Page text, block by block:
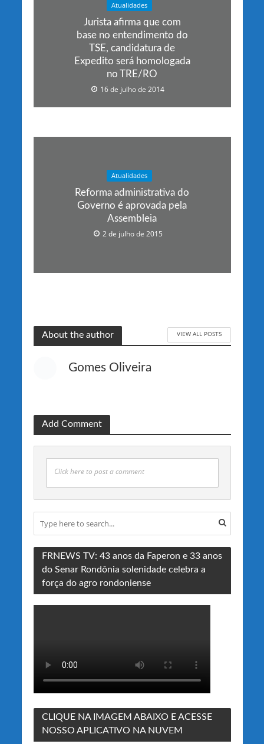
Atualidades
Jurista afirma que com
base no entendimento do
TSE, candidatura de
Expedito será homologada
no TRE/RO
16 de julho de 2014
Atualidades
Reforma administrativa do
Governo é aprovada pela
Assembleia
2 de julho de 2015
About the author VIEW ALL POSTS
Gomes Oliveira
Add Comment
Click here to post a comment
FRNEWS TV: 43 anos da Faperon e 33 anos
do Senar Rondônia solenidade celebra a
força do agro rondoniense
CLIQUE NA IMAGEM ABAIXO E ACESSE
NOSSO APLICATIVO NA NUVEM